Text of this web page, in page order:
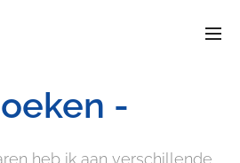
-
heb ik aan verschillende